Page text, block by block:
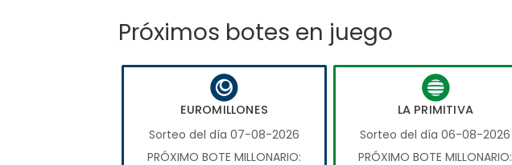
Próximos botes en juego
EUROMILLONES
Sorteo del día 07-08-2026
PRÓXIMO BOTE MILLONARIO:
LA PRIMITIVA
Sorteo del día 06-08-2026
PRÓXIMO BOTE MILLONARIO: